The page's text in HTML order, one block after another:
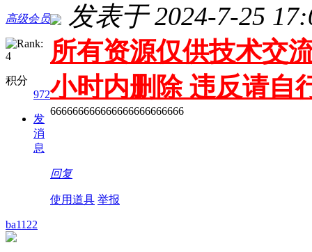
高级会员
积分
972
发
消
息
发表于 2024-7-25
所有资源仅供技术交
小时内删除 违反请自
666666666666666666666666
回复
使用道具 举报
ba1122